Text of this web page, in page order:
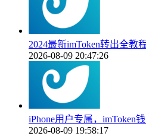
2024最新imToken转出全教
2026-08-09 20:47:26
iPhone用户专属，imToken
2026-08-09 19:58:17